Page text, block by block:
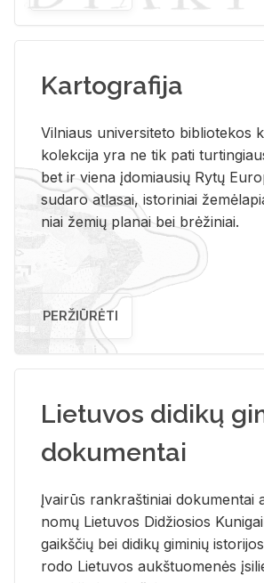
Kartografija
Vil­niaus uni­ver­si­te­to bi­b­lio­te­kos
ko­lek­ci­ja yra ne tik pati
bet ir vie­na įdo­miau­sių Rytų
su­da­ro at­la­sai, is­to­ri­niai
niai že­mių pla­nai bei brė­ži­niai.
PERŽIŪRĖTI
Lietuvos didikų
dokumentai
Įvai­rūs rank­raš­ti­niai do­ku­men­tai
no­mų Lie­tu­vos Di­džio­sios
gaikš­čių bei di­di­kų gi­mi­nių
ro­do Lie­tu­vos aukš­tuo­me­nės